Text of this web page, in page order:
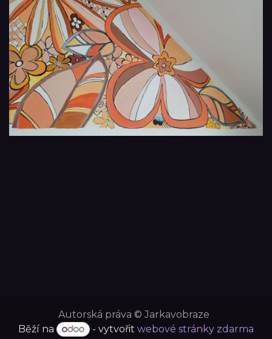
Autorská práva © Jarkavobraze
Běží na
- vytvořit webové stránky zdarma